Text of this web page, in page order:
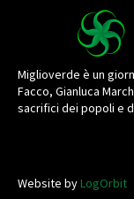
Miglioverde è un
Facco, Gianluca
sacrifici dei popoli e
Website byLogOrbit